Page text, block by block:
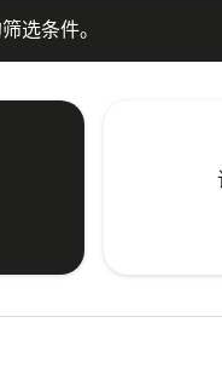
选条件。